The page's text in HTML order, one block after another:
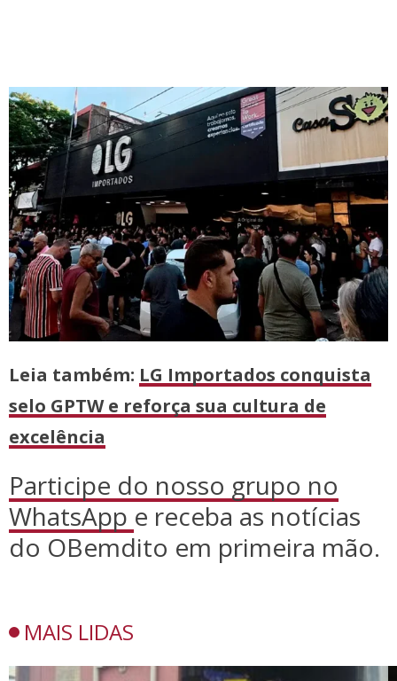
Leia também: LG Importados conquista
selo GPTW e reforça sua cultura de
excelência
Participe do nosso grupo no
WhatsApp e receba as notícias
do OBemdito em primeira mão.
MAIS LIDAS